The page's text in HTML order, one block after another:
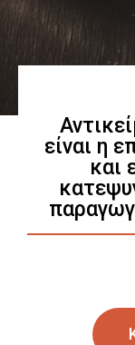
είναι η
και